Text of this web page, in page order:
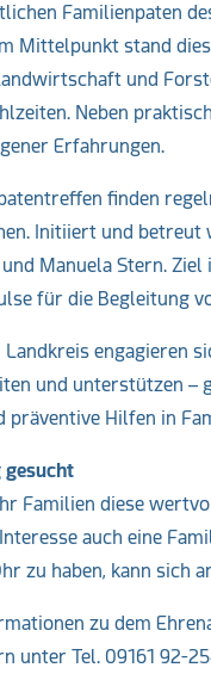
Familienpaten
Mittelpunkt stand
und
Neben
Erfahrungen.
finden
Initiiert und betreut
Manuela Stern.
für die Begleitung
Landkreis engagieren
und unterstützen –
präventive Hilfen in
Familien diese
auch eine
zu haben, kann sich
zu dem
unter Tel. 09161 92-